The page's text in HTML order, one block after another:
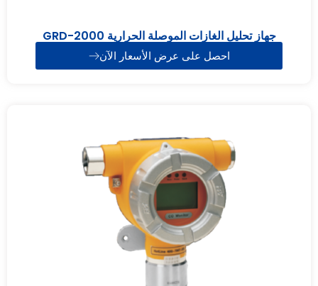
جهاز تحليل الغازات الموصلة الحرارية GRD-2000
احصل على عرض الأسعار الآن